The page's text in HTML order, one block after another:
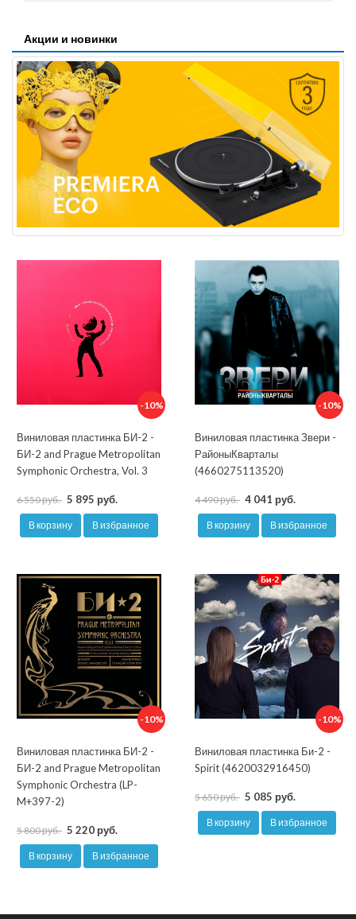
Акции и новинки
-10%
Виниловая пластинка БИ-2 -
БИ-2 and Prague Metropolitan
Symphonic Orchestra, Vol. 3
6 550 руб. 5 895 руб.
В корзину В избранное
-10%
Виниловая пластинка Звери -
РайоныКварталы
(4660275113520)
4 490 руб. 4 041 руб.
В корзину В избранное
-10%
Виниловая пластинка БИ-2 -
БИ-2 and Prague Metropolitan
Symphonic Orchestra (LP-
M+397-2)
5 800 руб. 5 220 руб.
В корзину В избранное
-10%
Виниловая пластинка Би-2 -
Spirit (4620032916450)
5 650 руб. 5 085 руб.
В корзину В избранное